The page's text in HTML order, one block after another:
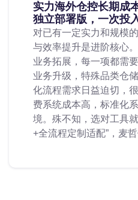
实力海外仓控长期成
独立部署版，一次投
对已有一定实力和规模
与效率提升是进阶核心
业务拓展，每一项都需
业务升级，特殊品类仓
化流程需求日益迫切，
费系统成本高，标准化
境。殊不知，选对工具
+全流程定制适配”，麦